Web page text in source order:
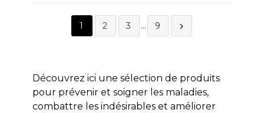
1 2 3 … 9 
Découvrez ici une sélection de produits
pour prévenir et soigner les maladies,
combattre les indésirables et améliorer